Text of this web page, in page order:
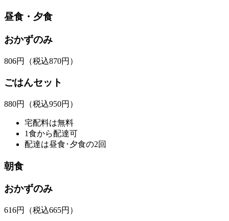
昼食・夕食
おかずのみ
806円 （税込870円）
ごはんセット
880円 （税込950円）
宅配料は無料
1食から配達可
配達は昼食･夕食の2回
朝食
おかずのみ
616円 （税込665円）